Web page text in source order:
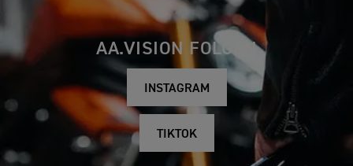
AA.VISION FOLGEN
INSTAGRAM
TIKTOK